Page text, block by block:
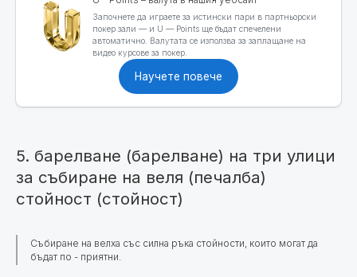
Започнете да играете за истински пари в партньорски
покер зали — и U — Points ще бъдат спечелени
автоматично. Валутата се използва за заплащане на
видео курсове за покер.
Научете повече
5. барелване (барелване) на три улици
за събиране на веля (печалба)
стойност (стойност)
Събиране на велха със силна ръка стойности, които могат да
бъдат по - приятни.